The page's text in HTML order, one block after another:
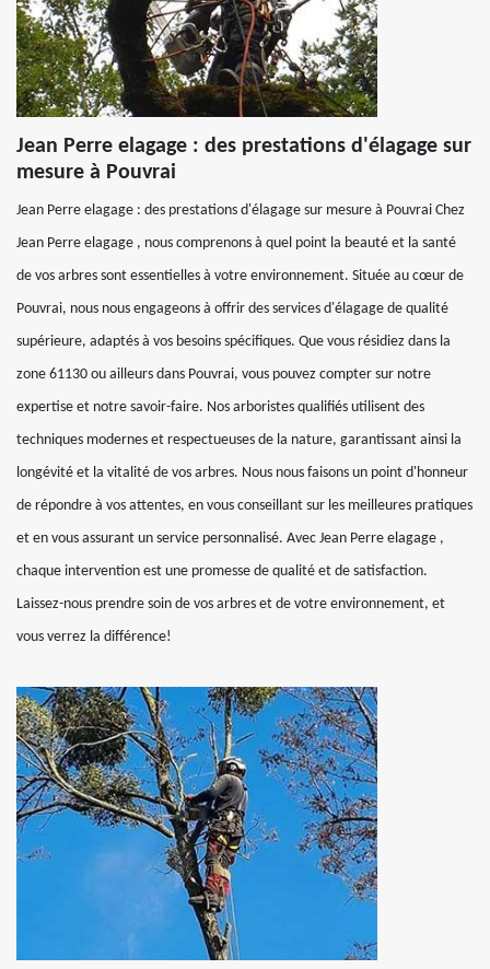
Jean Perre elagage : des prestations d'élagage sur
mesure à Pouvrai
Jean Perre elagage : des prestations d'élagage sur mesure à Pouvrai Chez
Jean Perre elagage , nous comprenons à quel point la beauté et la santé
de vos arbres sont essentielles à votre environnement. Située au cœur de
Pouvrai, nous nous engageons à offrir des services d'élagage de qualité
supérieure, adaptés à vos besoins spécifiques. Que vous résidiez dans la
zone 61130 ou ailleurs dans Pouvrai, vous pouvez compter sur notre
expertise et notre savoir-faire. Nos arboristes qualifiés utilisent des
techniques modernes et respectueuses de la nature, garantissant ainsi la
longévité et la vitalité de vos arbres. Nous nous faisons un point d'honneur
de répondre à vos attentes, en vous conseillant sur les meilleures pratiques
et en vous assurant un service personnalisé. Avec Jean Perre elagage ,
chaque intervention est une promesse de qualité et de satisfaction.
Laissez-nous prendre soin de vos arbres et de votre environnement, et
vous verrez la différence!